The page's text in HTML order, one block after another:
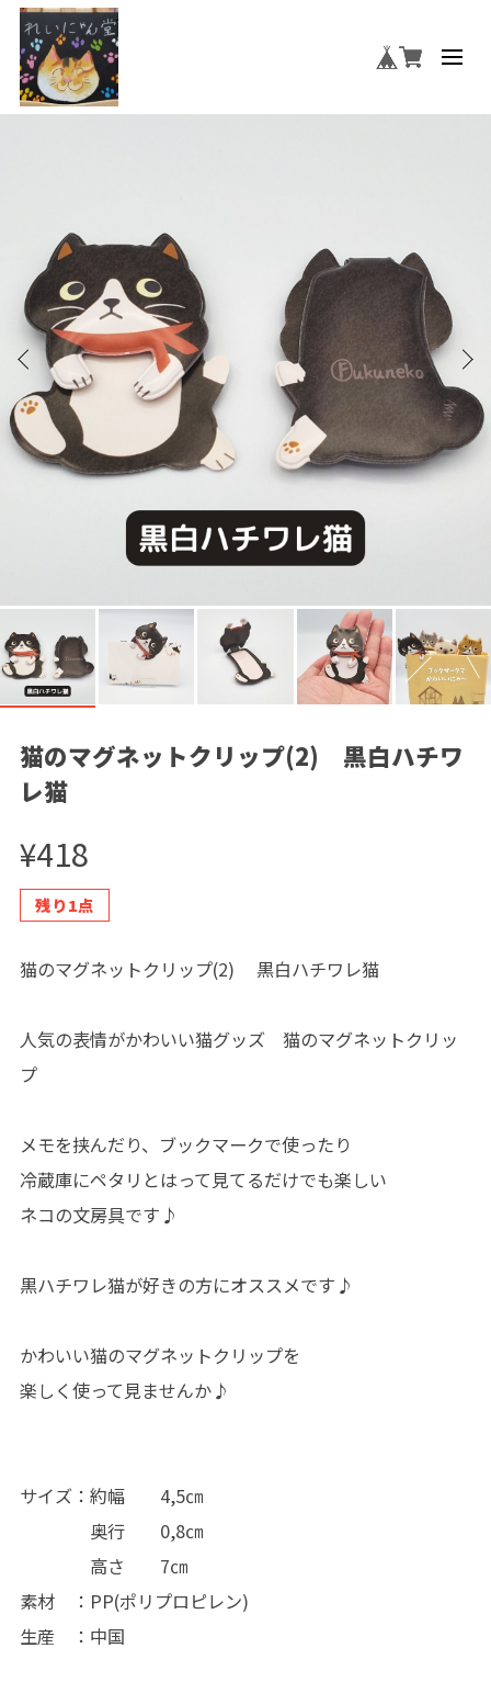
猫のマグネットクリップ(2) 黒白ハチワ
レ猫
¥418
残り1点
猫のマグネットクリップ(2) 黒白ハチワレ猫
人気の表情がかわいい猫グッズ 猫のマグネットクリッ
プ
メモを挟んだり、ブックマークで使ったり
冷蔵庫にペタリとはって見てるだけでも楽しい
ネコの文房具です♪
黒ハチワレ猫が好きの方にオススメです♪
かわいい猫のマグネットクリップを
楽しく使って見ませんか♪
サイズ：約幅 4,5㎝
奥行 0,8㎝
高さ 7㎝
素材 ：PP(ポリプロピレン)
生産 ：中国